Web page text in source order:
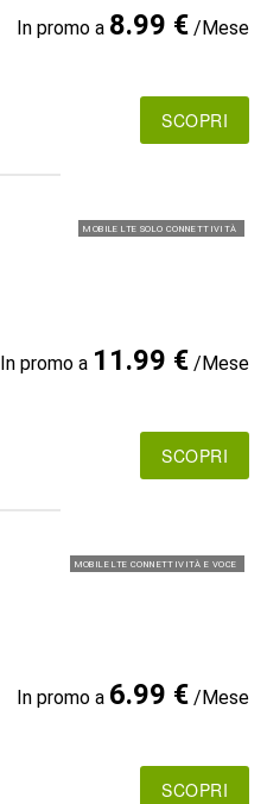
In promo a 8.99 €/Mese
SCOPRI
MOBILE LTE SOLO CONNETTIVITÀ
In promo a 11.99 €/Mese
SCOPRI
MOBILE LTE CONNETTIVITÀ E VOCE
In promo a 6.99 €/Mese
SCOPRI